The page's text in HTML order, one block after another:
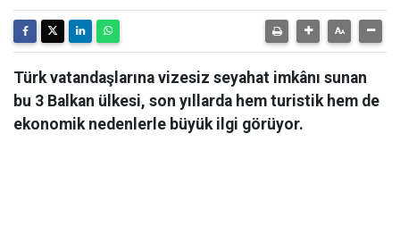
Türk vatandaşlarına vizesiz seyahat imkânı sunan
bu 3 Balkan ülkesi, son yıllarda hem turistik hem de
ekonomik nedenlerle büyük ilgi görüyor.